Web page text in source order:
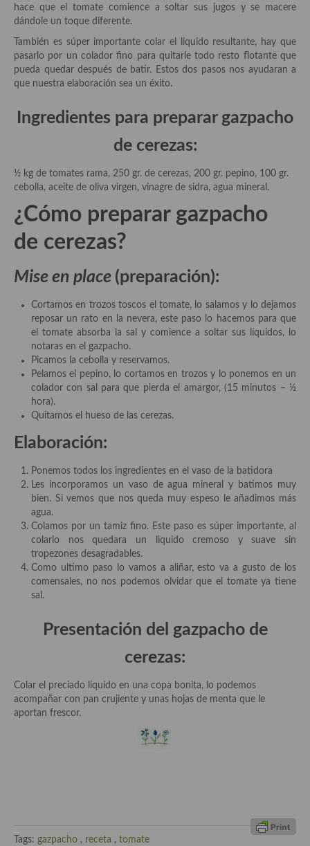
historias culinarias y otras cosas
Protocolo y buenas maneras.
Ocio – restaurantes, bares, tabernas
Viajes eno-gastro-turísticos
Las opiniones de la «Cocinera»
Airfryer recetas
Aderezos, salsas, vinagretas, especias, hierbas aromáticas o
aditivos
Especias, mezclas de especias
Hierbas aromáticas
Aceites
Mojos y pastas
Salsas y mojos
Adobos
Aperitivos
Bebidas
Bocadillos, hamburguesas, sándwich, emparedados, tostas y
Entrantes
Legumbres y cereales
hace que el tomate comience a soltar sus jugos y se macere
dándole un toque diferente.
También es súper importante colar el liquido resultante, hay que
pasarlo por un colador fino para quitarle todo resto flotante que
pueda quedar después de batir. Estos dos pasos nos ayudaran a
que nuestra elaboración sea un éxito.
Ingredientes para preparar gazpacho
de cerezas:
½ kg de tomates rama, 250 gr. de cerezas, 200 gr. pepino, 100 gr.
cebolla, aceite de oliva virgen, vinagre de sidra, agua mineral.
¿Cómo preparar gazpacho
de cerezas?
Mise en place (preparación):
Cortamos en trozos toscos el tomate, lo salamos y lo dejamos
reposar un rato en la nevera, este paso lo hacemos para que
el tomate absorba la sal y comience a soltar sus líquidos, lo
notaras en el gazpacho.
Picamos la cebolla y reservamos.
Pelamos el pepino, lo cortamos en trozos y lo ponemos en un
colador con sal para que pierda el amargor, (15 minutos – ½
hora).
Quitamos el hueso de las cerezas.
Elaboración:
Ponemos todos los ingredientes en el vaso de la batidora
Les incorporamos un vaso de agua mineral y batimos muy
bien. Si vemos que nos queda muy espeso le añadimos más
agua.
Colamos por un tamiz fino. Este paso es súper importante, al
colarlo nos quedara un liquido cremoso y suave sin
tropezones desagradables.
Como ultimo paso lo vamos a aliñar, esto va a gusto de los
comensales, no nos podemos olvidar que el tomate ya tiene
sal.
Presentación del gazpacho de
cerezas:
Colar el preciado liquido en una copa bonita, lo podemos
acompañar con pan crujiente y unas hojas de menta que le
aportan frescor.
Tags: gazpacho , receta , tomate